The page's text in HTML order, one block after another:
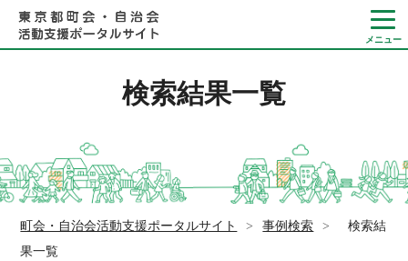
Language
やさしい日本語
ひらがなをつける
検索結果一覧
町会・自治会活動支援ポータルサイト > 事例検索 >
検索結
果一覧